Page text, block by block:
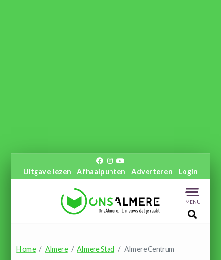
Uitgave lezen Afhaalpunten Adverteren Login
MENU
Home Almere Almere Stad Almere Centrum